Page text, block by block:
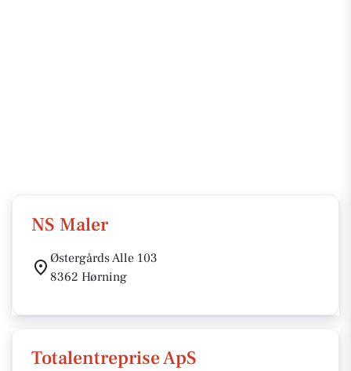
NS Maler
Østergårds Alle 103
8362 Hørning
Totalentreprise ApS